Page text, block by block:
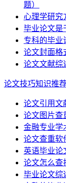
题）
心理学研究
毕业论文是
专科的毕业
论文封面格
论文文献综
论文技巧知识推
论文引用文
论文图片查
金融专业学
论文查重软
英语毕业论
论文怎么查
毕业论文综